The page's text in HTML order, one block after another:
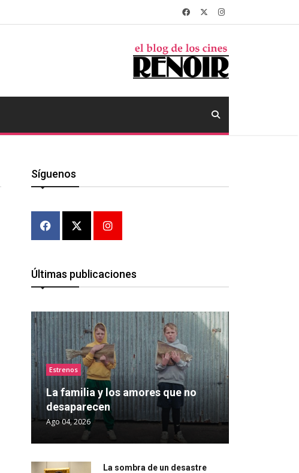
Síguenos
Últimas publicaciones
Estrenos
La familia y los amores que no
desaparecen
Ago 04, 2026
La sombra de un desastre